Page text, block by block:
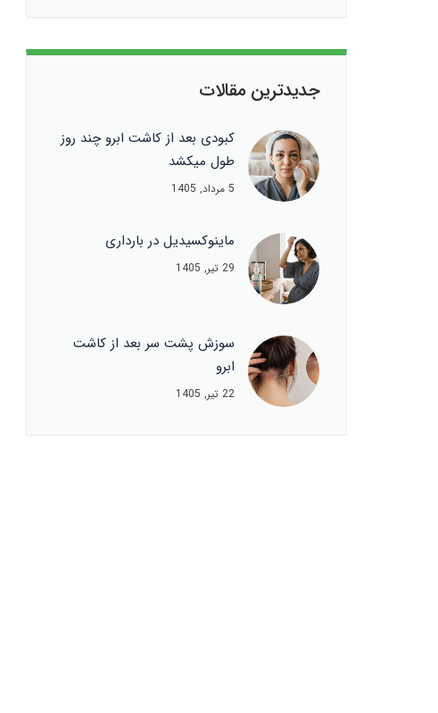
جدیدترین مقالات
کبودی بعد از کاشت ابرو چند روز
طول میکشد
5 مرداد, 1405
ماینوکسیدیل در بارداری
29 تیر, 1405
سوزش پشت سر بعد از کاشت
ابرو
22 تیر, 1405